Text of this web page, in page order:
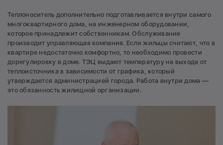
Теплоноситель дополнительно подготавливается внутри самого
многоквартирного дома, на инженерном оборудовании,
которое принадлежит собственникам. Обслуживание
производит управляющая компания. Если жильцы считают, что в
квартире недостаточно комфортно, то необходимо провести
дорегулировку в доме. ТЭЦ выдают температуру на выходе от
теплоисточника в зависимости от графика, который
утверждается администрацией города. Работа внутри дома —
это обязанность жилищной организации.